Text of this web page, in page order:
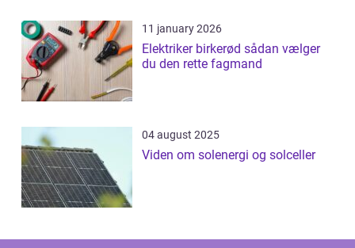
11 january 2026
Elektriker birkerød sådan vælger
du den rette fagmand
04 august 2025
Viden om solenergi og solceller